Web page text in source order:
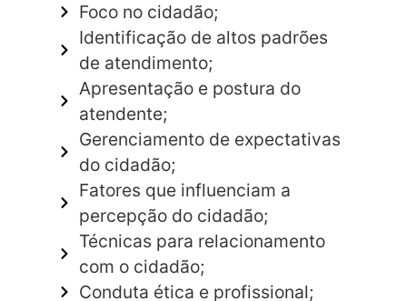
Foco no cidadão;
Identificação de altos padrões
de atendimento;
Apresentação e postura do
atendente;
Gerenciamento de expectativas
do cidadão;
Fatores que influenciam a
percepção do cidadão;
Técnicas para relacionamento
com o cidadão;
Conduta ética e profissional;